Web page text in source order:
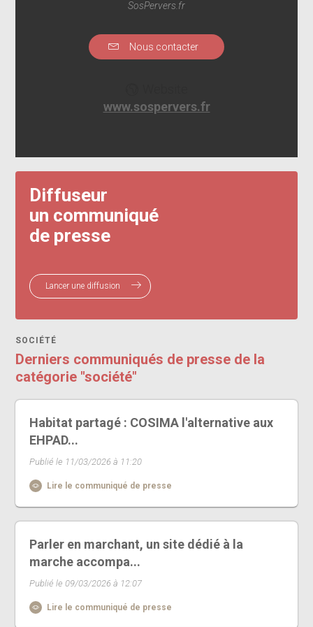
SosPervers.fr
Nous contacter
www.sospervers.fr
Diffuseur
un communiqué
de presse
Lancer une diffusion
SOCIÉTÉ
Derniers communiqués de presse de la
catégorie "société"
Habitat partagé : COSIMA l'alternative aux
EHPAD...
Publié le 11/03/2026 à 11:20
Lire le communiqué de presse
Parler en marchant, un site dédié à la
marche accompa...
Publié le 09/03/2026 à 12:07
Lire le communiqué de presse